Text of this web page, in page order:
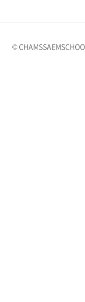
©